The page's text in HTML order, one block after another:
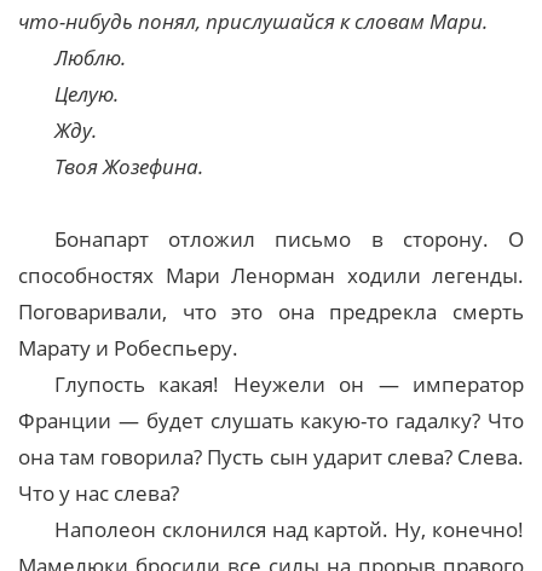
что-нибудь понял, прислушайся к словам Мари.
Люблю.
Целую.
Жду.
Твоя Жозефина.
Бонапарт отложил письмо в сторону. О
способностях Мари Ленорман ходили легенды.
Поговаривали, что это она предрекла смерть
Марату и Робеспьеру.
Глупость какая! Неужели он — император
Франции — будет слушать какую-то гадалку? Что
она там говорила? Пусть сын ударит слева? Слева.
Что у нас слева?
Наполеон склонился над картой. Ну, конечно!
Мамелюки бросили все силы на прорыв правого